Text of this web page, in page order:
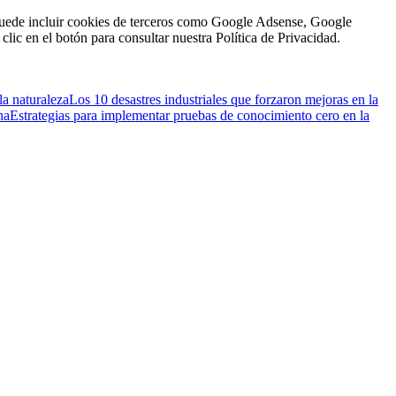
incluir cookies de terceros como Google Adsense, Google
en el botón para consultar nuestra Política de Privacidad.
naturalezaLos 10 desastres industriales que forzaron mejoras en la
Estrategias para implementar pruebas de conocimiento cero en la